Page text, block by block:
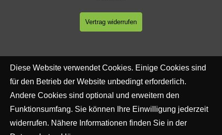
Vertrag widerrufen
Diese Website verwendet Cookies. Einige Cookies sind
für den Betrieb der Website unbedingt erforderlich.
Andere Cookies sind optional und erweitern den
Funktionsumfang. Sie können Ihre Einwilligung jederzeit
widerrufen. Nähere Informationen finden Sie in der